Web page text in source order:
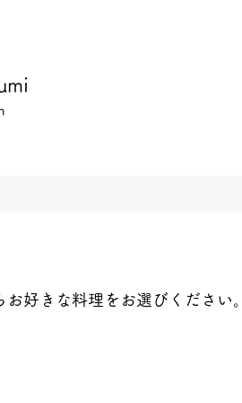
好きな料理をお選びください。